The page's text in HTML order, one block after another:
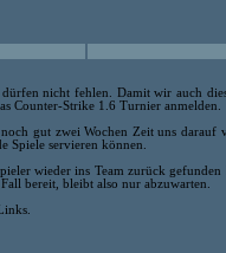
nicht fehlen. Damit wir auch
Counter-Strike 1.6 Turnier anmelden.
gut zwei Wochen Zeit uns darauf
Spiele servieren können.
wieder ins Team zurück
bereit, bleibt also nur abzuwarten.